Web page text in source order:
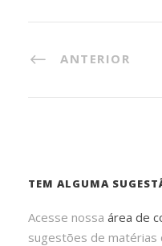
ANTERIOR
TEM ALGUMA
Acesse nossa área de
sugestões de matérias